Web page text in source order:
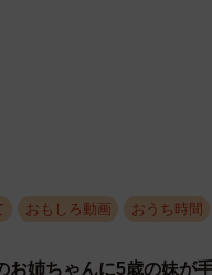
おもしろ動画 おうち時間
お姉ちゃんに5歳の妹が